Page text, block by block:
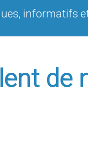
informatifs
de